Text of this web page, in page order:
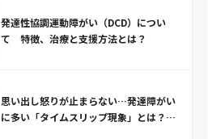
発達性協調運動障がい（DCD）につい
て 特徴、治療と支援方法とは？
思い出し怒りが止まらない…発達障がい
に多い「タイムスリップ現象」とは？原